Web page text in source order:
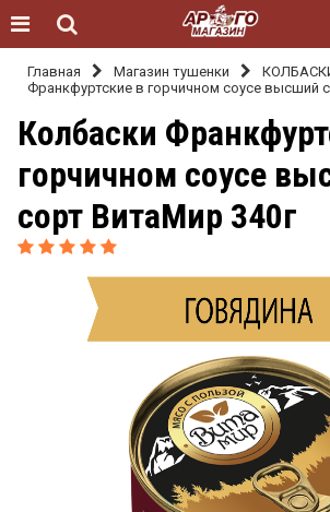
Главная Магазин тушенки
Франкфуртские в горчичном соусе высший
Колбаски
горчичном соусе
сорт ВитаМир 340г